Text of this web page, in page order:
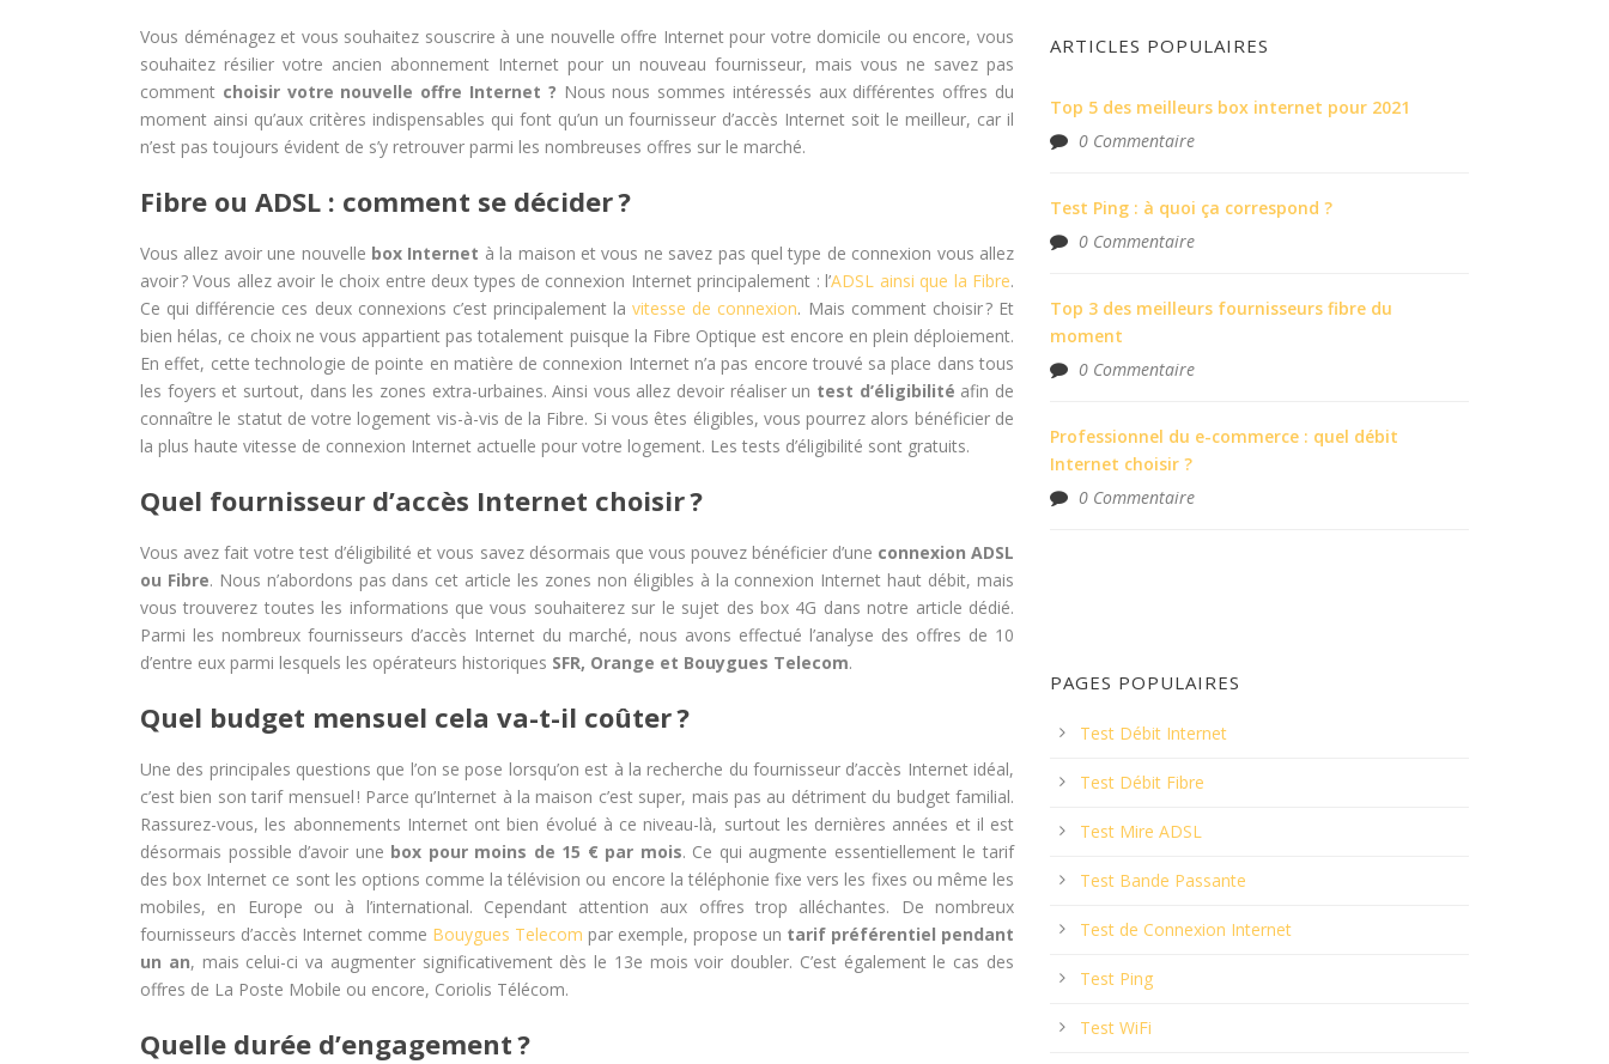
Vous déménagez et vous souhaitez souscrire à une nouvelle offre Internet pour votre domicile ou encore, vous
souhaitez résilier votre ancien abonnement Internet pour un nouveau fournisseur, mais vous ne savez pas
comment choisir votre nouvelle offre Internet ? Nous nous sommes intéressés aux différentes offres du
moment ainsi qu’aux critères indispensables qui font qu’un un fournisseur d’accès Internet soit le meilleur, car il
n’est pas toujours évident de s’y retrouver parmi les nombreuses offres sur le marché.
Fibre ou ADSL : comment se décider ?
Vous allez avoir une nouvelle box Internet à la maison et vous ne savez pas quel type de connexion vous allez
avoir ? Vous allez avoir le choix entre deux types de connexion Internet principalement : l’ADSL ainsi que la Fibre.
Ce qui différencie ces deux connexions c’est principalement lavitesse de connexion. Mais comment choisir ? Et
bien hélas, ce choix ne vous appartient pas totalement puisque la Fibre Optique est encore en plein déploiement.
En effet, cette technologie de pointe en matière de connexion Internet n’a pas encore trouvé sa place dans tous
les foyers et surtout, dans les zones extra-urbaines. Ainsi vous allez devoir réaliser un test d’éligibilité afin de
connaître le statut de votre logement vis-à-vis de la Fibre. Si vous êtes éligibles, vous pourrez alors bénéficier de
la plus haute vitesse de connexion Internet actuelle pour votre logement. Les tests d’éligibilité sont gratuits.
Quel fournisseur d’accès Internet choisir ?
Vous avez fait votre test d’éligibilité et vous savez désormais que vous pouvez bénéficier d’une connexion ADSL
ou Fibre. Nous n’abordons pas dans cet article les zones non éligibles à la connexion Internet haut débit, mais
vous trouverez toutes les informations que vous souhaiterez sur le sujet des box 4G dans notre article dédié.
Parmi les nombreux fournisseurs d’accès Internet du marché, nous avons effectué l’analyse des offres de 10
d’entre eux parmi lesquels les opérateurs historiques SFR, Orange et Bouygues Telecom.
Quel budget mensuel cela va-t-il coûter ?
Une des principales questions que l’on se pose lorsqu’on est à la recherche du fournisseur d’accès Internet idéal,
c’est bien son tarif mensuel ! Parce qu’Internet à la maison c’est super, mais pas au détriment du budget familial.
Rassurez-vous, les abonnements Internet ont bien évolué à ce niveau-là, surtout les dernières années et il est
désormais possible d’avoir une box pour moins de 15 € par mois. Ce qui augmente essentiellement le tarif
des box Internet ce sont les options comme la télévision ou encore la téléphonie fixe vers les fixes ou même les
mobiles, en Europe ou à l’international. Cependant attention aux offres trop alléchantes. De nombreux
fournisseurs d’accès Internet comme Bouygues Telecom par exemple, propose un tarif préférentiel pendant
un an, mais celui-ci va augmenter significativement dès le 13e mois voir doubler. C’est également le cas des
offres de La Poste Mobile ou encore, Coriolis Télécom.
Quelle durée d’engagement ?
ARTICLES POPULAIRES
Top 5 des meilleurs box internet pour 2021
0 Commentaire
Test Ping : à quoi ça correspond ?
0 Commentaire
Top 3 des meilleurs fournisseurs fibre du
moment
0 Commentaire
Professionnel du e-commerce : quel débit
Internet choisir ?
0 Commentaire
PAGES POPULAIRES
Test Débit Internet
Test Débit Fibre
Test Mire ADSL
Test Bande Passante
Test de Connexion Internet
Test Ping
Test WiFi